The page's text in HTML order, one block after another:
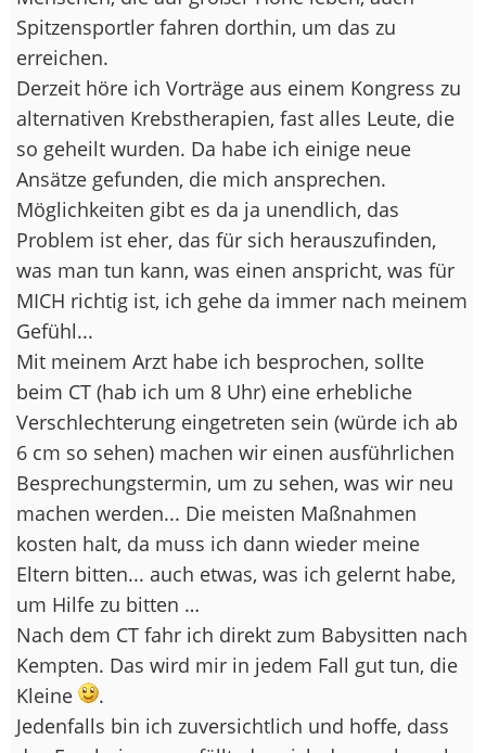
Spitzensportler fahren dorthin, um das zu
erreichen.
Derzeit höre ich Vorträge aus einem Kongress zu
alternativen Krebstherapien, fast alles Leute, die
so geheilt wurden. Da habe ich einige neue
Ansätze gefunden, die mich ansprechen.
Möglichkeiten gibt es da ja unendlich, das
Problem ist eher, das für sich herauszufinden,
was man tun kann, was einen anspricht, was für
MICH richtig ist, ich gehe da immer nach meinem
Gefühl...
Mit meinem Arzt habe ich besprochen, sollte
beim CT (hab ich um 8 Uhr) eine erhebliche
Verschlechterung eingetreten sein (würde ich ab
6 cm so sehen) machen wir einen ausführlichen
Besprechungstermin, um zu sehen, was wir neu
machen werden... Die meisten Maßnahmen
kosten halt, da muss ich dann wieder meine
Eltern bitten... auch etwas, was ich gelernt habe,
um Hilfe zu bitten …
Nach dem CT fahr ich direkt zum Babysitten nach
Kempten. Das wird mir in jedem Fall gut tun, die
Kleine
.
Jedenfalls bin ich zuversichtlich und hoffe, dass